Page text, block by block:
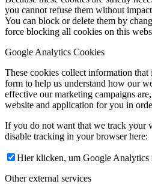
you cannot refuse them without
You can block or delete them by
force blocking all cookies on this
Google Analytics Cookies
These cookies collect information that
form to help us understand how our
effective our marketing campaigns
website and application for you in
If you do not want that we track your
disable tracking in your browser here:
Hier klicken, um Google Analytics
Other external services